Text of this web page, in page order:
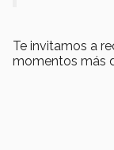
Te invitamos a
momentos más